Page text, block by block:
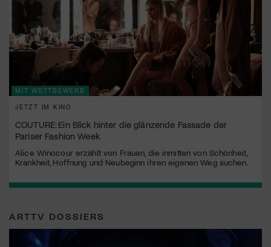
MIT WETTBEWERB
JETZT IM KINO
COUTURE: Ein Blick hinter die glänzende Fassade der
Pariser Fashion Week
Alice Winocour erzählt von Frauen, die inmitten von Schönheit,
Krankheit, Hoffnung und Neubeginn ihren eigenen Weg suchen.
ARTTV DOSSIERS